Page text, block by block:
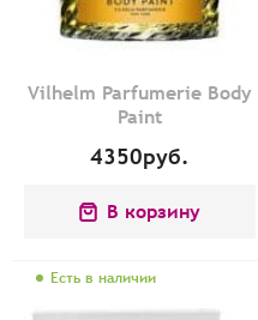
Vilhelm Parfumerie Body
Paint
4350руб.
В корзину
Есть в наличии